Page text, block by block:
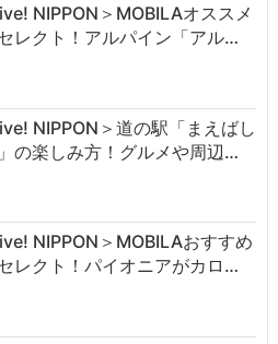
NIPPON＞MOBILAオススメ
レクト！アルパイン「アル…
NIPPON＞道の駅「まえばし
の楽しみ方！グルメや周辺…
NIPPON＞MOBILAおすすめ
レクト！パイオニアがカロ…